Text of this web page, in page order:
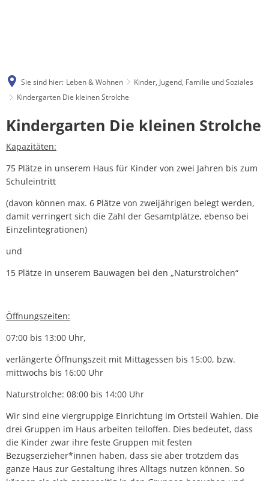
Sie sind hier: Leben & Wohnen
Kinder, Jugend, Familie und Soziales
Kindergarten Die kleinen Strolche
Kindergarten
Die
kleinen
Strolche
Kindergarten Die kleinen Strolche
Kapazitäten:
75 Plätze in unserem Haus für Kinder von zwei Jahren bis zum
Schuleintritt
(davon können max. 6 Plätze von zweijährigen belegt werden,
damit verringert sich die Zahl der Gesamtplätze, ebenso bei
Einzelintegrationen)
und
15 Plätze in unserem Bauwagen bei den „Naturstrolchen“
Öffnungszeiten:
07:00 bis 13:00 Uhr,
verlängerte Öffnungszeit mit Mittagessen bis 15:00, bzw.
mittwochs bis 16:00 Uhr
Naturstrolche: 08:00 bis 14:00 Uhr
Wir sind eine viergruppige Einrichtung im Ortsteil Wahlen. Die
drei Gruppen im Haus arbeiten teiloffen. Dies bedeutet, dass
die Kinder zwar ihre feste Gruppen mit festen
Bezugserzieher*innen haben, dass sie aber trotzdem das
ganze Haus zur Gestaltung ihres Alltags nutzen können. So